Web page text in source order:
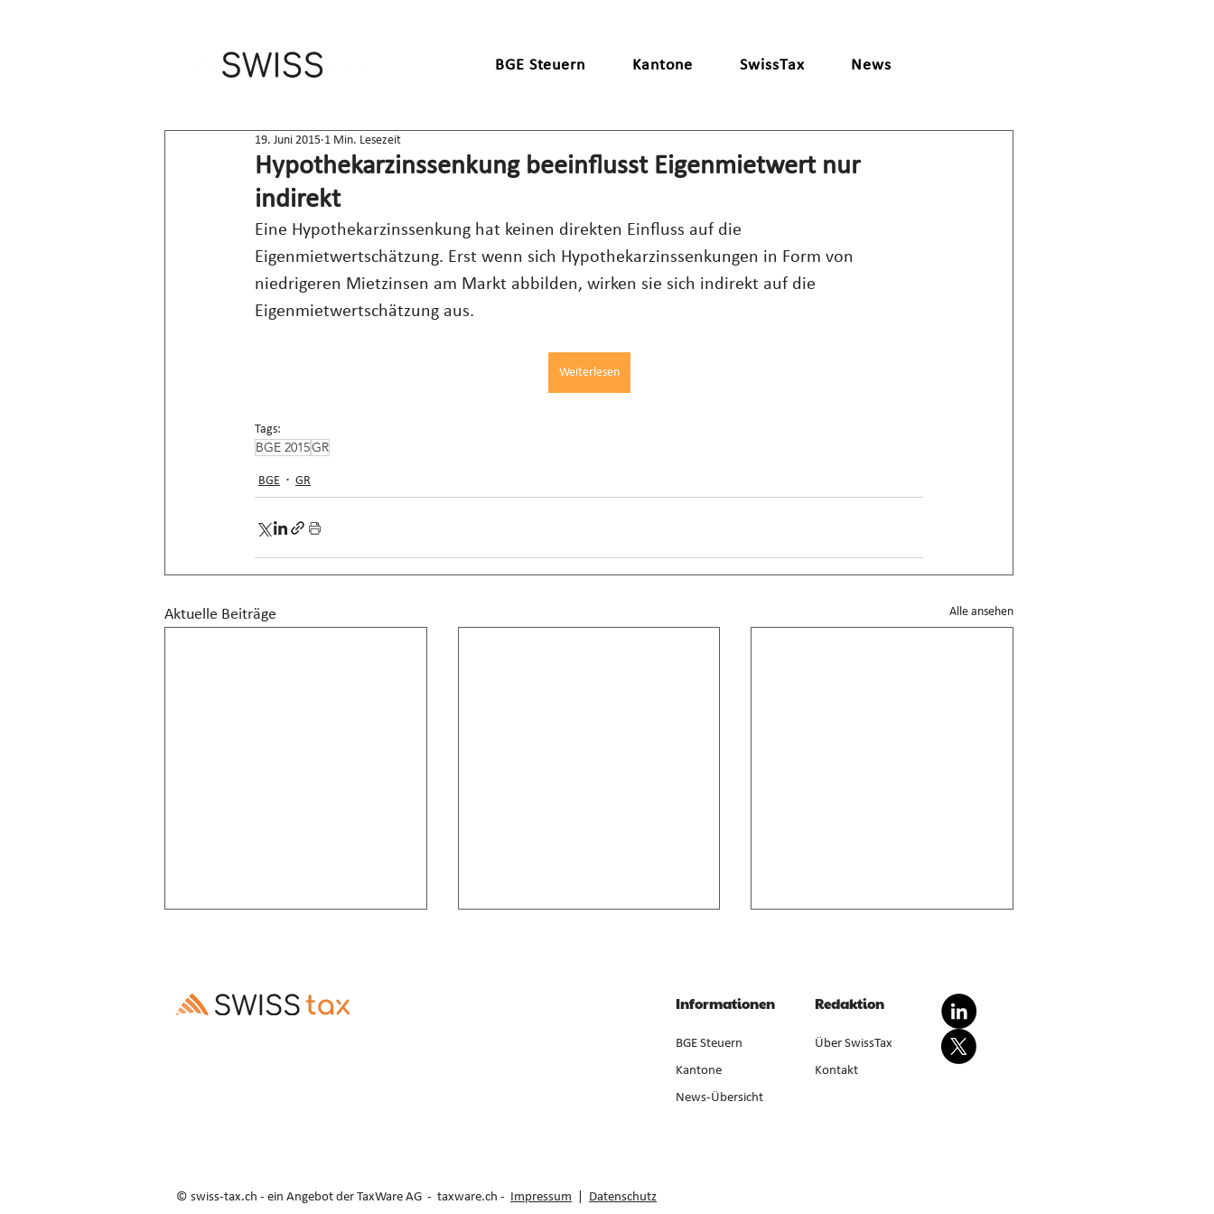
BGE Steuern Kantone SwissTax News
Hypothekarzinssenkung beeinflusst Eigenmietwert nur
indirekt
19. Juni 2015 1 Min. Lesezeit
Eine Hypothekarzinssenkung hat keinen direkten Einfluss auf die
Eigenmietwertschätzung. Erst wenn sich Hypothekarzinssenkungen in Form von
niedrigeren Mietzinsen am Markt abbilden, wirken sie sich indirekt auf die
Eigenmietwertschätzung aus.
Weiterlesen
Tags:
BGE 2015GR
BGE GR
Aktuelle Beiträge Alle ansehen
Ausschluss des Rentenaufschubs bei
Altersrenten, die Invalidenrenten
Liquidationsgewinn aus
Neubewertung von Anlagevermögen
ist gesondert steuerbar, bei Aufgabe
der Erwerbstätigkeit (E. 5.4.1–5.4.3).
Informationen
BGE Steuern
Kantone
Redaktion
Über SwissTax
Kontakt
News-Übersicht
© swiss-tax.ch - ein Angebot der TaxWare AG - taxware.ch - Impressum Datenschutz